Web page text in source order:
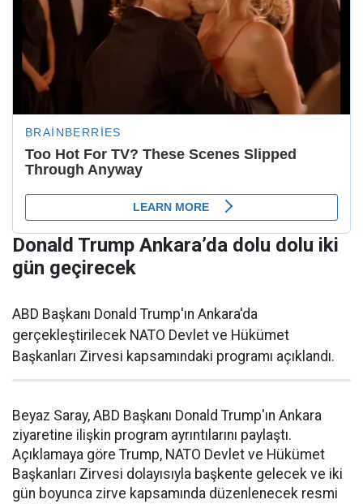
Donald Trump Ankara’da dolu dolu iki
gün geçirecek
ABD Başkanı Donald Trump'ın Ankara'da
gerçekleştirilecek NATO Devlet ve Hükümet
Başkanları Zirvesi kapsamındaki programı açıklandı.
Beyaz Saray, ABD Başkanı Donald Trump'ın Ankara
ziyaretine ilişkin program ayrıntılarını paylaştı.
Açıklamaya göre Trump, NATO Devlet ve Hükümet
Başkanları Zirvesi dolayısıyla başkente gelecek ve iki
gün boyunca zirve kapsamında düzenlenecek resmi